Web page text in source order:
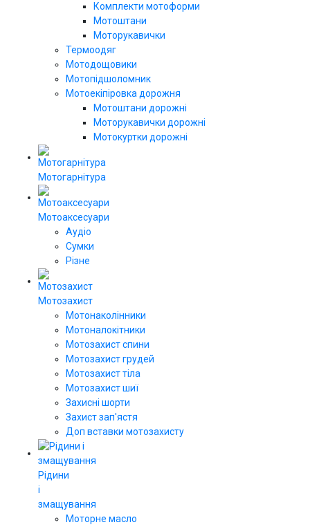
Комплекти мотоформи
Мотоштани
Моторукавички
Термоодяг
Мотодощовики
Мотопідшоломник
Мотоекіпіровка дорожня
Мотоштани дорожні
Моторукавички дорожні
Мотокуртки дорожні
Мотогарнітура
Мотоаксесуари
Аудіо
Сумки
Різне
Мотозахист
Мотонаколінники
Мотоналокітники
Мотозахист спини
Мотозахист грудей
Мотозахист тіла
Мотозахист шиї
Захисні шорти
Захист зап'ястя
Доп вставки мотозахисту
Рідини
і
змащування
Моторне масло